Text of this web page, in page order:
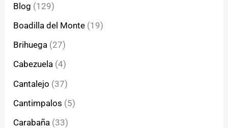
Blog (129)
Boadilla del Monte (19)
Brihuega (27)
Cabezuela (4)
Cantalejo (37)
Cantimpalos (5)
Carabaña (33)